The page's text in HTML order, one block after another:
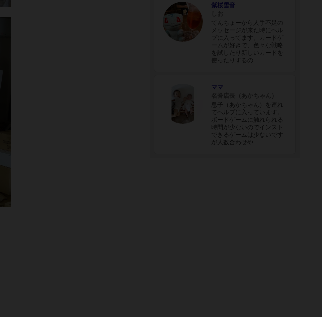
紫桜雪音
てんちょーから人手不足の
メッセージが来た時にヘル
プに入ってます。カードゲ
ームが好きで、色々な戦略
を試したり新しいカードを
使ったりするの...
ママ
息子（あかちゃん）を連れ
てヘルプに入っています。
ボードゲームに触れられる
時間が少ないのでインスト
できるゲームは少ないです
が人数合わせや...